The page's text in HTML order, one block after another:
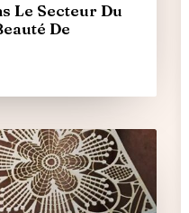
Le Secteur Du
De